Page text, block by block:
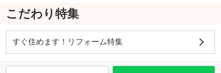
こだわり特集
すぐ住めます！リフォーム特集